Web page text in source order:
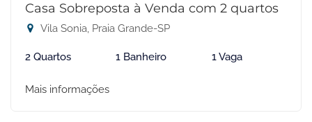
Casa Sobreposta à Venda com 2 quartos
Vila Sonia, Praia Grande-SP
2 Quartos 1 Banheiro 1 Vaga
Mais informações